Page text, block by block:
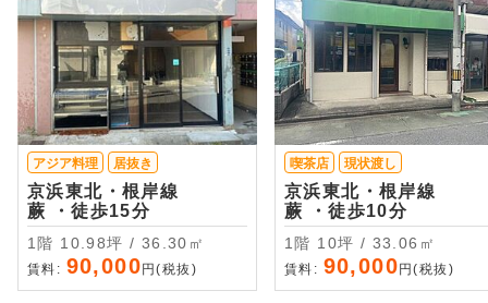
アジア料理 居抜き
京浜東北・根岸線
蕨 ・徒歩15分
1階 10.98坪 / 36.30㎡
賃料: 90,000 円(税抜)
喫茶店 現状渡し
京浜東北・根岸線
蕨 ・徒歩10分
1階 10坪 / 33.06㎡
賃料: 90,000 円(税抜)